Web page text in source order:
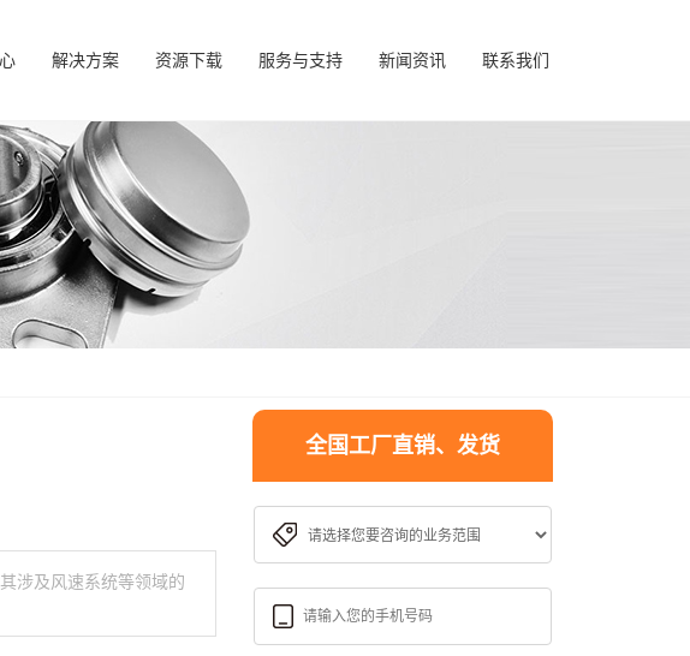
解决方案 资源下载 服务与支持 新闻资讯 联系我们
涉及风速系统等领域的
全国工厂直销、发货